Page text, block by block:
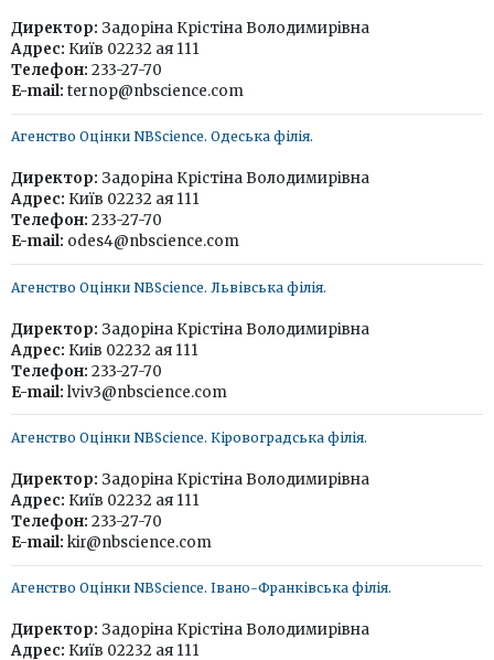
Директор: Задоріна Крістіна Володимирівна
Адрес: Київ 02232 ая 111
Телефон: 233-27-70
E-mail: ternop@nbscience.com
Агенство Оцінки NBScience. Одеська філія.
Директор: Задоріна Крістіна Володимирівна
Адрес: Київ 02232 ая 111
Телефон: 233-27-70
E-mail: odes4@nbscience.com
Агенство Оцінки NBScience. Львівська філія.
Директор: Задоріна Крістіна Володимирівна
Адрес: Киів 02232 ая 111
Телефон: 233-27-70
E-mail: lviv3@nbscience.com
Агенство Оцінки NBScience. Кіровоградська філія.
Директор: Задоріна Крістіна Володимирівна
Адрес: Київ 02232 ая 111
Телефон: 233-27-70
E-mail: kir@nbscience.com
Агенство Оцінки NBScience. Івано-Франківська філія.
Директор: Задоріна Крістіна Володимирівна
Адрес: Київ 02232 ая 111